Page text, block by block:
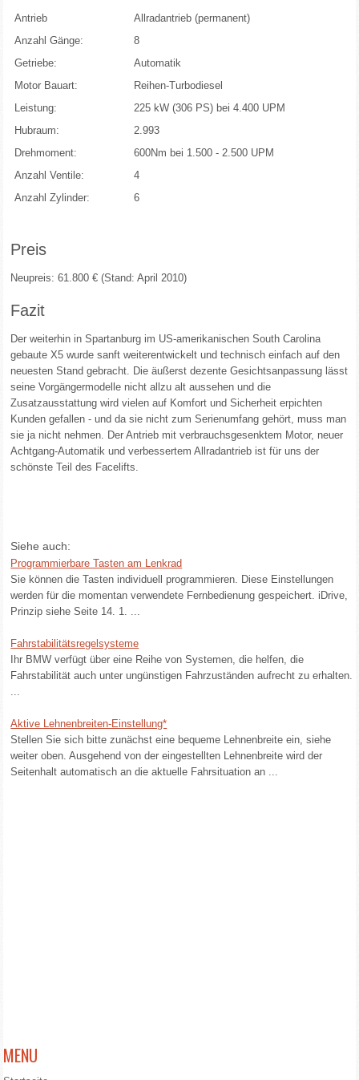
Antrieb
Allradantrieb (permanent)
Anzahl Gänge:
8
Getriebe:
Automatik
Motor Bauart:
Reihen-Turbodiesel
Leistung:
225 kW (306 PS) bei 4.400 UPM
Hubraum:
2.993
Drehmoment:
600Nm bei 1.500 - 2.500 UPM
Anzahl Ventile:
4
Anzahl Zylinder:
6
Preis
Neupreis: 61.800 € (Stand: April 2010)
Fazit
Der weiterhin in Spartanburg im US-amerikanischen South Carolina
gebaute X5 wurde sanft weiterentwickelt und technisch einfach auf den
neuesten Stand gebracht. Die äußerst dezente Gesichtsanpassung lässt
seine Vorgängermodelle nicht allzu alt aussehen und die
Zusatzausstattung wird vielen auf Komfort und Sicherheit erpichten
Kunden gefallen - und da sie nicht zum Serienumfang gehört, muss man
sie ja nicht nehmen. Der Antrieb mit verbrauchsgesenktem Motor, neuer
Achtgang-Automatik und verbessertem Allradantrieb ist für uns der
schönste Teil des Facelifts.
Siehe auch:
Programmierbare Tasten am Lenkrad
Sie können die Tasten individuell programmieren. Diese Einstellungen
werden für die momentan verwendete Fernbedienung gespeichert. iDrive,
Prinzip siehe Seite 14. 1. ...
Fahrstabilitätsregelsysteme
Ihr BMW verfügt über eine Reihe von Systemen, die helfen, die
Fahrstabilität auch unter ungünstigen Fahrzuständen aufrecht zu erhalten.
...
Aktive Lehnenbreiten-Einstellung*
Stellen Sie sich bitte zunächst eine bequeme Lehnenbreite ein, siehe
weiter oben. Ausgehend von der eingestellten Lehnenbreite wird der
Seitenhalt automatisch an die aktuelle Fahrsituation an ...
MENU